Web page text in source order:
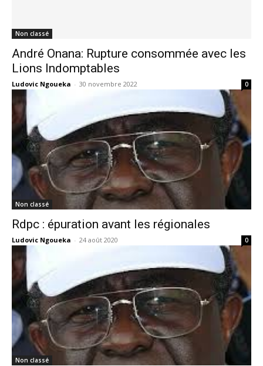
Non classé
André Onana: Rupture consommée avec les
Lions Indomptables
Ludovic Ngoueka - 30 novembre 2022 0
Non classé
Rdpc : épuration avant les régionales
Ludovic Ngoueka - 24 août 2020 0
Non classé